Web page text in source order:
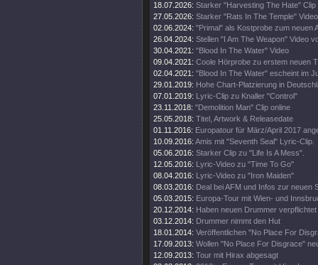
18.07.2026: Starker "Harvesting The Hate" Clip
27.05.2026: Starker "Rats In The Temple"
02.06.2024: "Primal" als Kostprobe zum neuen
26.04.2024: Stellen "I Am The Weapon" Video
30.04.2021: "Blood In The Water" Video
09.04.2021: Coole Hörprobe zu erstem neuen
02.04.2021: "Blood In The Water" escheint im
29.01.2019: Hohe Chart-Platzierung in
07.01.2019: Lyric-Clip zu Knaller "Control"
23.11.2018: "Demolition Man" Clip online
25.05.2018: Titel, Artwork & Releasedate
01.11.2016: Europatour für März/April 2017
10.09.2016: Amis mit "Seventh Seal" Lyric-Clip.
05.06.2016: Starker Clip zu "Life Is A Mess".
12.05.2016: Lyric-Video zu "Time To Go"
08.04.2016: Lyric-Video zu "Iron Maiden"
08.03.2016: Deal bei AFM und Infos zur neuen
05.03.2015: Europa-Tour mit Wien- und
20.12.2014: Haben neuen Drummer verpflichtet
03.12.2014: Drummer nimmt den Hut
18.01.2014: Veröffentlichen "No Place For
17.09.2013: Wollen "No Place For Disgrace"
12.09.2013: Tour mit Hirax abgesagt